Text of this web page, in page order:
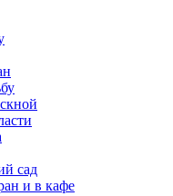
сад
и в кафе